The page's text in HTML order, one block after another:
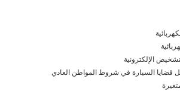
الإلكترونية
قضايا السيارة في شروط المواطن العادي